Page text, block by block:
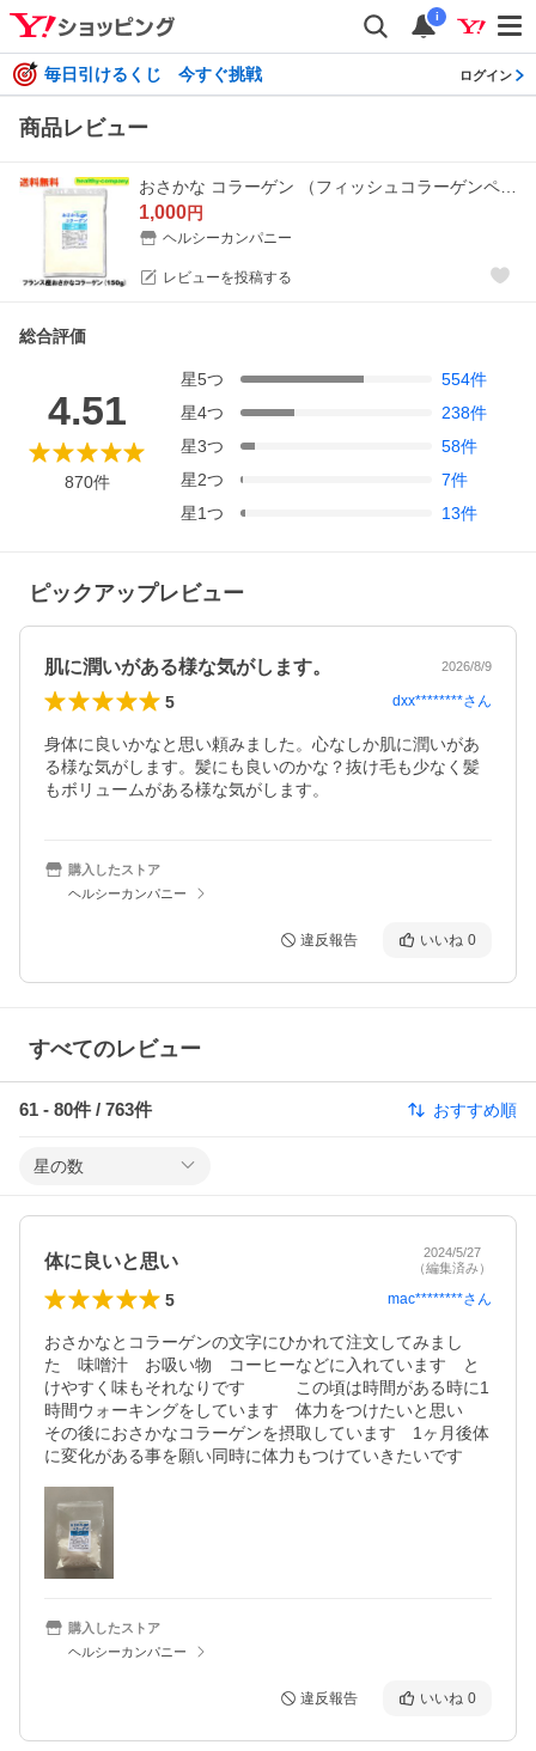
i
毎日引けるくじ 今すぐ挑戦 ログイン
商品レビュー
1,000円
ヘルシーカンパニー
レビューを投稿する
総合評価
4.51
870件
星5つ 554件
星4つ 238件
星3つ 58件
星2つ 7件
星1つ 13件
ピックアップレビュー
肌に潤いがある様な気がします。 2026/8/9
5 dxx********さん
身体に良いかなと思い頼みました。心なしか肌に潤いがあ
る様な気がします。髪にも良いのかな？抜け毛も少なく髪
もボリュームがある様な気がします。
購入したストア
ヘルシーカンパニー
違反報告 いいね 0
すべてのレビュー
61 - 80件 / 763件 おすすめ順
星の数
体に良いと思い
2024/5/27
（編集済み）
5 mac********さん
おさかなとコラーゲンの文字にひかれて注文してみまし
た　味噌汁　お吸い物　コーヒーなどに入れています　と
けやすく味もそれなりです　　　この頃は時間がある時に1
時間ウォーキングをしています　体力をつけたいと思い
その後におさかなコラーゲンを摂取しています　1ヶ月後体
に変化がある事を願い同時に体力もつけていきたいです
購入したストア
ヘルシーカンパニー
違反報告 いいね 0